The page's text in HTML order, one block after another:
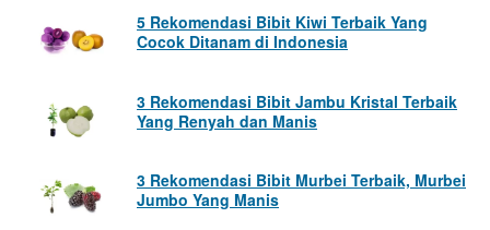
5 Rekomendasi Bibit Kiwi Terbaik Yang
Cocok Ditanam di Indonesia
3 Rekomendasi Bibit Jambu Kristal Terbaik
Yang Renyah dan Manis
3 Rekomendasi Bibit Murbei Terbaik, Murbei
Jumbo Yang Manis